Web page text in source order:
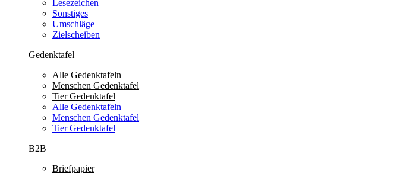
Lesezeichen
Sonstiges
Umschläge
Zielscheiben
Gedenktafel
Alle Gedenktafeln
Menschen Gedenktafel
Tier Gedenktafel
Alle Gedenktafeln
Menschen Gedenktafel
Tier Gedenktafel
B2B
Briefpapier